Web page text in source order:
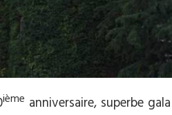
ième anniversaire, superbe